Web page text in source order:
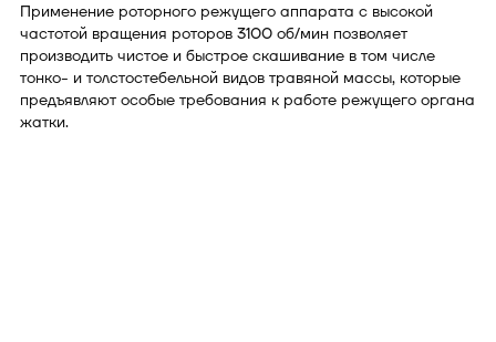
Применение роторного режущего аппарата с высокой
частотой вращения роторов 3100 об/мин позволяет
производить чистое и быстрое скашивание в том числе
тонко- и толстостебельной видов травяной массы, которые
предъявляют особые требования к работе режущего органа
жатки.